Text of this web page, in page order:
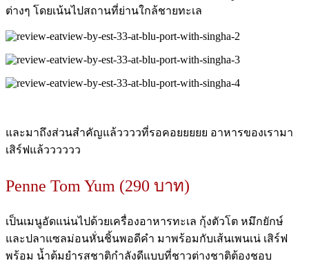
ต่างๆ โดยเน้นไปสถานที่ย่านใกล้ชายทะเล
และมาถึงส่วนสำคัญแล้ววววที่รอคอยยยยย อาหารของเรามา
เสิร์ฟแล้วววววว
Penne Tom Yum (290 บาท)
เป็นเมนูอัดแน่นไปด้วยเครื่องอาหารทะเล กุ้งตัวโต หมึกยักษ์
และปลาแซลม่อนหั่นชิ้นพอดีคำ มาพร้อมกับเส้นเพนเน่ เสิร์ฟ
พร้อม น้ำต้มยำรสชาติกำลังดีแบบที่ชาวต่างชาติต้องชอบ